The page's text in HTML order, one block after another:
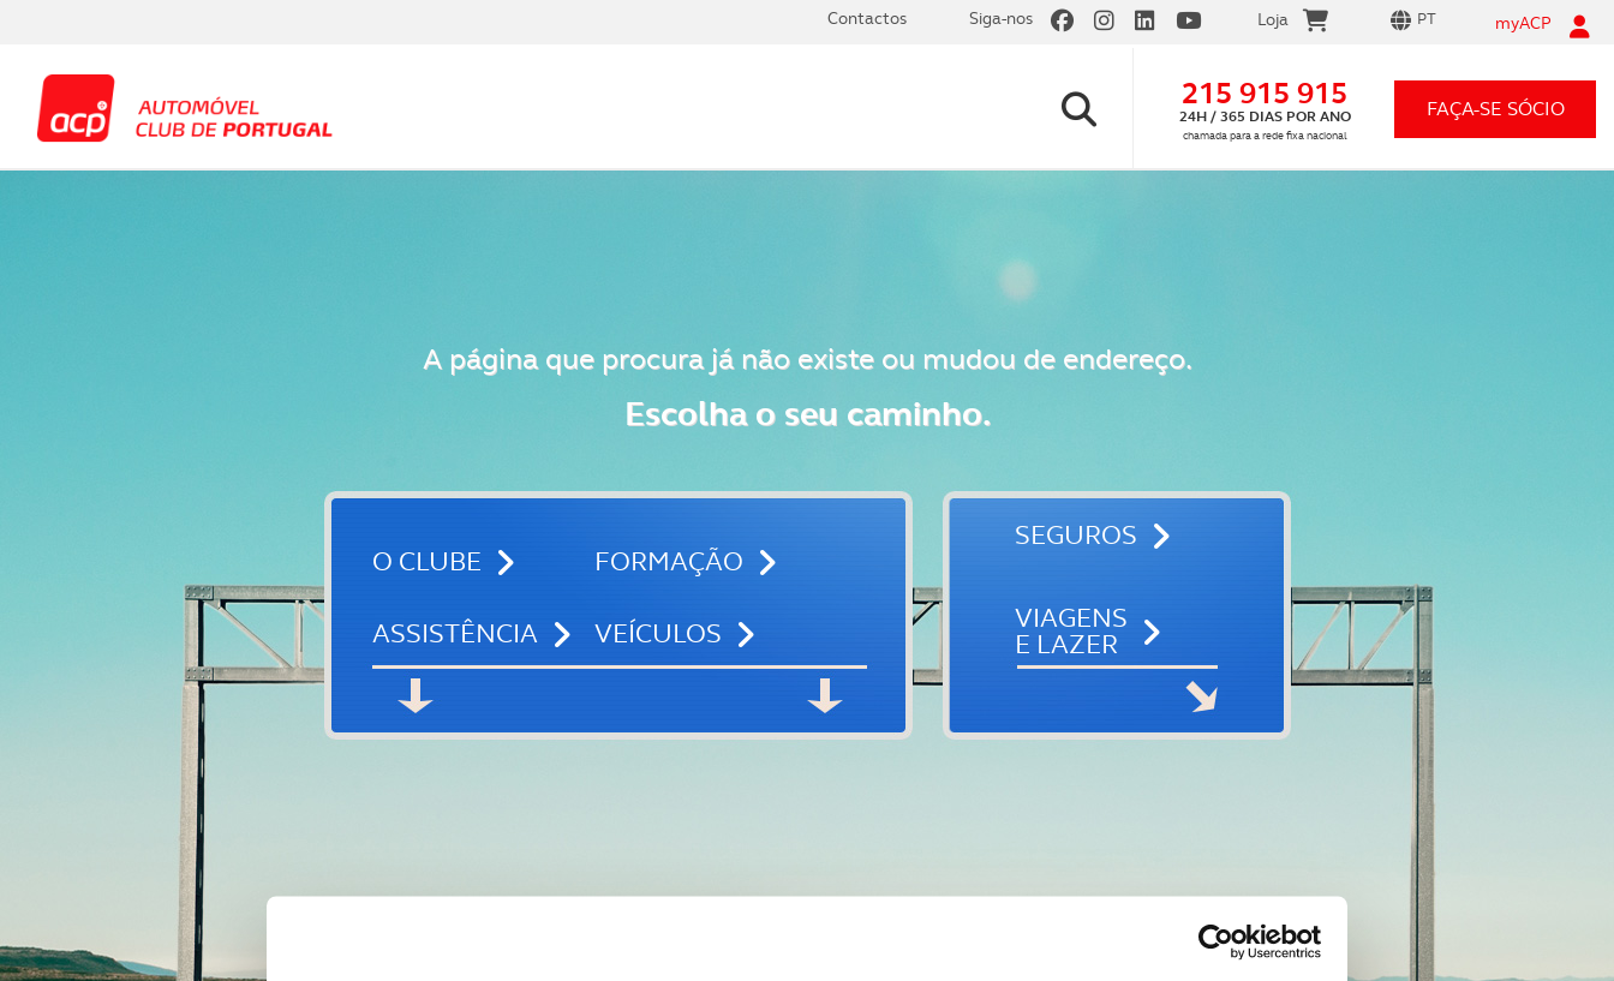
FAÇA-SE SÓCIO
Contactos Siga-nos Loja PT myACP
215 915 915
24H / 365 DIAS POR ANO
chamada para a rede fixa nacional
A página que procura já não existe ou mudou de endereço.
Escolha o seu caminho.
O CLUBE
ASSISTÊNCIA
FORMAÇÃO
VEÍCULOS
SEGUROS
VIAGENS
E LAZER